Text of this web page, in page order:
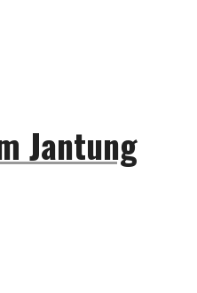
Jantung